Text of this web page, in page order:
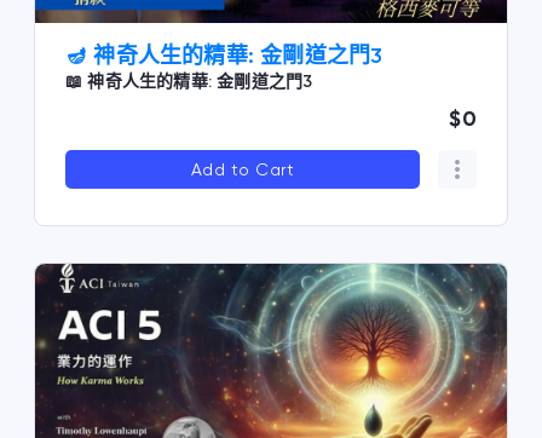
🪔 神奇人生的精華: 金剛道之門3
📖 神奇人生的精華: 金剛道之門3
$0
Add to Cart